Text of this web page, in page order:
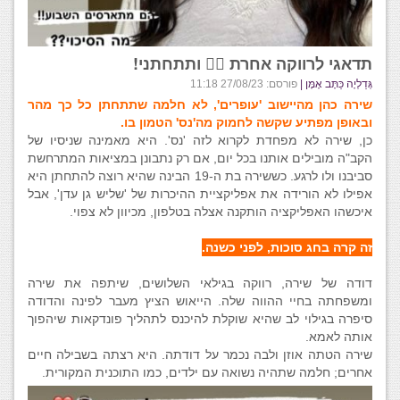
תדאגי לרווקה אחרת 👰‍♀️ ותתחתני!
גְּדַלְיָה כַּתָּב אָמָּן | פורסם: 27/08/23 11:18
שירה כהן מהיישוב 'עופרים', לא חלמה שתתחתן כל כך מהר
ובאופן מפתיע שקשה לחמוק מה'נס' הטמון בו.
כן, שירה לא מפחדת לקרוא לזה 'נס'. היא מאמינה שניסיו של
הקב"ה מובילים אותנו בכל יום, אם רק נתבונן במציאות המתרחשת
סביבנו ולו לרגע. כששירה בת ה-19 הבינה שהיא רוצה להתחתן היא
אפילו לא הורידה את אפליקציית ההיכרות של 'שליש גן עדן', אבל
איכשהו האפליקציה הותקנה אצלה בטלפון, מכיוון לא צפוי.
זה קרה בחג סוכות, לפני כשנה.
דודה של שירה, רווקה בגילאי השלושים, שיתפה את שירה
ומשפחתה בחיי ההווה שלה. הייאוש הציץ מעבר לפינה והדודה
סיפרה בגילוי לב שהיא שוקלת להיכנס לתהליך פונדקאות שיהפוך
אותה לאמא.
שירה הטתה אוזן ולבה נכמר על דודתה. היא רצתה בשבילה חיים
אחרים; חלמה שתהיה נשואה עם ילדים, כמו התוכנית המקורית.